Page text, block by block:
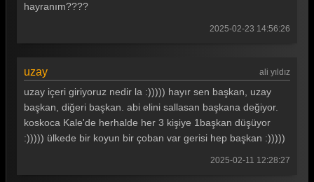
Teşkilat 46. Bölüm
Teşkilat 43. Bölüm
Teşkilat 42. Bölüm
Teşkilat 41. Bölüm
hayranım????
2025-02-23 14:56:26
uzay ali yıldız
uzay içeri giriyoruz nedir la :))))) hayır sen başkan, uzay
başkan, diğeri başkan. abi elini sallasan başkana değiyor.
koskoca Kale'de herhalde her 3 kişiye 1başkan düşüyor
:))))) ülkede bir koyun bir çoban var gerisi hep başkan :)))))
2025-02-11 12:28:27